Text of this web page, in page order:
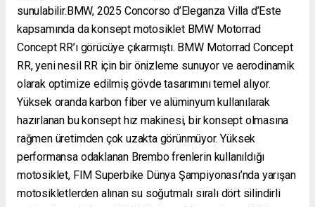
sunulabilir.BMW, 2025 Concorso d’Eleganza Villa d’Este
kapsamında da konsept motosiklet BMW Motorrad
Concept RR’ı görücüye çıkarmıştı. BMW Motorrad Concept
RR, yeni nesil RR için bir önizleme sunuyor ve aerodinamik
olarak optimize edilmiş gövde tasarımını temel alıyor.
Yüksek oranda karbon fiber ve alüminyum kullanılarak
hazırlanan bu konsept hız makinesi, bir konsept olmasına
rağmen üretimden çok uzakta görünmüyor. Yüksek
performansa odaklanan Brembo frenlerin kullanıldığı
motosiklet, FIM Superbike Dünya Şampiyonası’nda yarışan
motosikletlerden alınan su soğutmalı sıralı dört silindirli